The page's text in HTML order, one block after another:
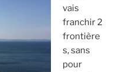
vais
franchir 2
frontière
s, sans
pour